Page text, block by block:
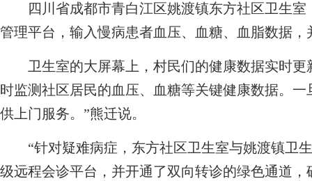
四川省成都市青白江区姚渡镇东方社区卫生室
管理平台，输入慢病患者血压、血糖、血脂数据
卫生室的大屏幕上，村民们的健康数据实时更
时监测社区居民的血压、血糖等关键健康数据。
供上门服务。”熊迁说。
“针对疑难病症，东方社区卫生室与姚渡镇卫
级远程会诊平台，并开通了双向转诊的绿色通道